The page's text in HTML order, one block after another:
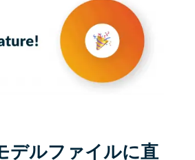
デルファイルに直